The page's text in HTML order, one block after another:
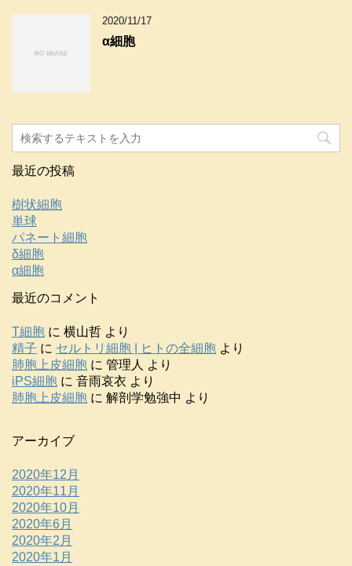
2020/11/17
α細胞
最近の投稿
樹状細胞
単球
パネート細胞
δ細胞
α細胞
最近のコメント
T細胞 に 横山哲 より
精子 に セルトリ細胞 | ヒトの全細胞 より
肺胞上皮細胞 に 管理人 より
iPS細胞 に 音雨哀衣 より
肺胞上皮細胞 に 解剖学勉強中 より
アーカイブ
2020年12月
2020年11月
2020年10月
2020年6月
2020年2月
2020年1月